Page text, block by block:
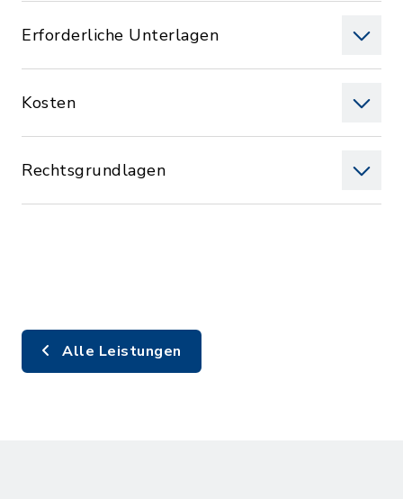
Erforderliche Unterlagen
Kosten
Rechtsgrundlagen
Alle Leistungen